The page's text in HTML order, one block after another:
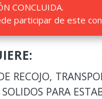
CONCLUIDA.
participar de este
RECOJO,
SOLIDOS PARA